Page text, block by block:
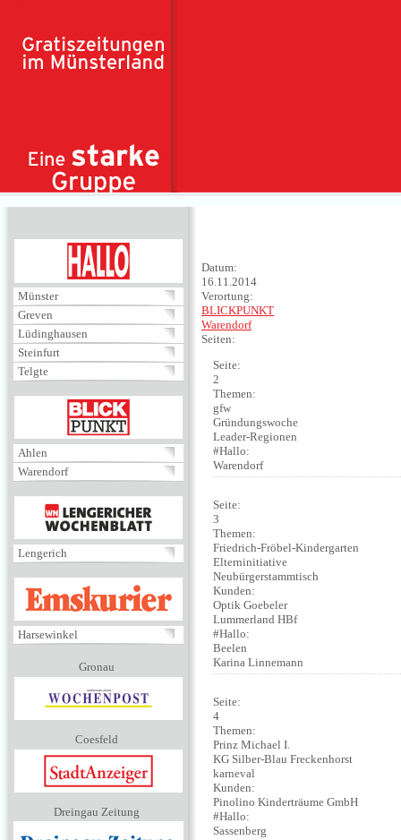
Münster
Greven
Lüdinghausen
Steinfurt
Telgte
BLICKPUNKT
Ahlen
Warendorf
MENÜ
Lengerich
EMSKURIER
Harsewinkel
Gronau
Coesfeld
Dreingau Zeitung
Datum:
16.11.2014
Verortung:
BLICKPUNKT
Warendorf
Seiten:
Seite:
2
Themen:
gfw
Gründungswoche
Leader-Regionen
#Hallo:
Warendorf
Seite:
3
Themen:
Friedrich-Fröbel-Kindergarten
Elterninitiative
Neubürgerstammtisch
Kunden:
Optik Goebeler
Lummerland HBf
#Hallo:
Beelen
Karina Linnemann
Seite:
4
Themen:
Prinz Michael I.
KG Silber-Blau Freckenhorst
karneval
Kunden:
Pinolino Kinderträume GmbH
#Hallo:
Sassenberg